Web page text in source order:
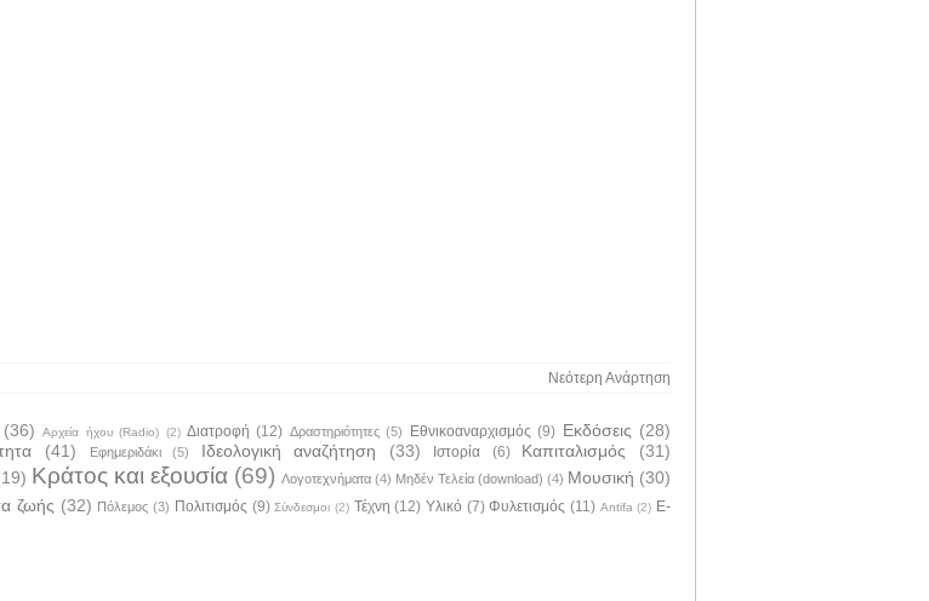
Νεότερη Ανάρτηση
(36) Αρχεία ήχου (Radio) (2) Διατροφή (12) Δραστηριότητες (5) Εθνικοαναρχισμός (9) Εκδόσεις (28)
(41) Εφημεριδάκι (5) Ιδεολογική αναζήτηση (33) Ιστορία (6) Καπιταλισμός
(31)
Κράτος και εξουσία (69) Λογοτεχνήματα (4) Μηδέν Τελεία (download) (4) Μουσική (30)
ζωής (32) Πόλεμος (3) Πολιτισμός (9) Σύνδεσμοι (2) Τέχνη (12) Υλικό (7) Φυλετισμός (11) Antifa (2) E-